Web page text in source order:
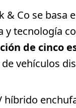
& Co se basa
y tecnología
de cinco
de vehículos
híbrido